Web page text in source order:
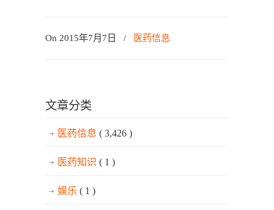
On 2015年7月7日 / 医药信息
文章分类
医药信息 ( 3,426 )
医药知识 ( 1 )
娱乐 ( 1 )